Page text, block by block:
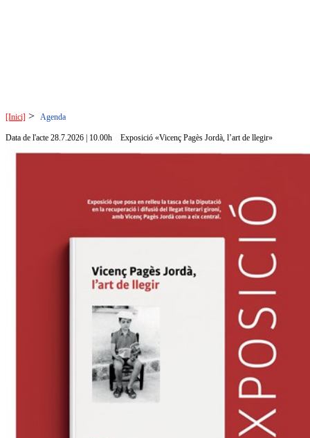
[Inici] > Agenda
Data de l'acte 28.7.2026 | 10.00h Exposició «Vicenç Pagès Jordà, l’art de llegir»